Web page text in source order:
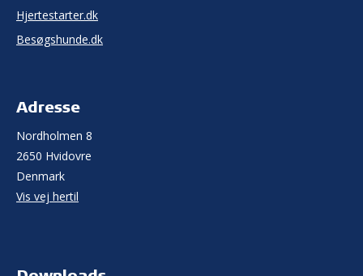
Hjertestarter.dk
Besøgshunde.dk
Adresse
Nordholmen 8
2650 Hvidovre
Denmark
Vis vej hertil